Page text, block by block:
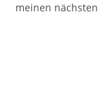
ein
meinen